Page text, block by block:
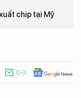
chip tại Mỹ